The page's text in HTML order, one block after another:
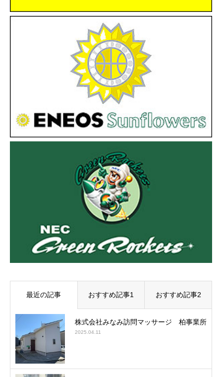
最近の記事 おすすめ記事1 おすすめ記事2
株式会社みなみ訪問マッサージ 柏事業所
2025.04.11